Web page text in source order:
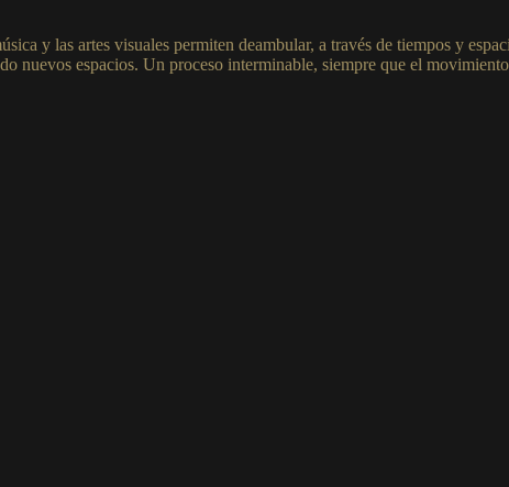
y las artes visuales permiten deambular, a través de tiempos y
nuevos espacios. Un proceso interminable, siempre que el